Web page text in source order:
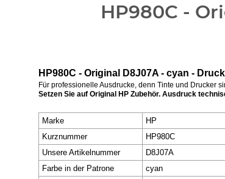
HP980C -
HP980C - Original D8J07A - cyan -
Für professionelle Ausdrucke, denn Tinte und Drucker
Setzen Sie auf Original HP Zubehör. Ausdruck
Marke
HP
Kurznummer
HP980C
Unsere Artikelnummer
D8J07A
Farbe in der Patrone
cyan